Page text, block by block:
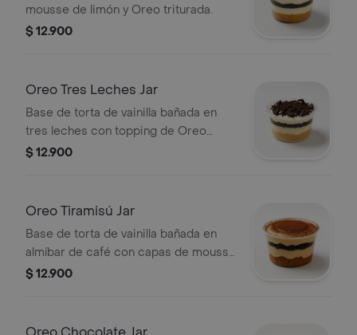
mousse de limón y Oreo triturada.
$ 12.900
Oreo Tres Leches Jar
Base de torta de vainilla bañada en
tres leches con topping de Oreo
triturada.
$ 12.900
Oreo Tiramisú Jar
Base de torta de vainilla bañada en
almíbar de café con capas de mousse
de tiramisú y Oreo.
$ 12.900